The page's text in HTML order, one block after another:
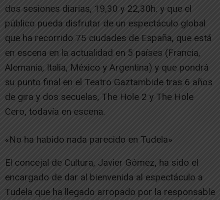
dos sesiones diarias, 19,30 y 22,30h. y que el
público pueda disfrutar de un espectáculo global
que ha recorrido 75 ciudades de España, que está
en escena en la actualidad en 5 países (Francia,
Alemania, Italia, México y Argentina) y que pondrá
su punto final en el Teatro Gaztambide tras 6 años
de gira y dos secuelas, The Hole 2 y The Hole
Cero, todavía en escena.
«No ha habido nada parecido en Tudela»
El concejal de Cultura, Javier Gómez, ha sido el
encargado de dar al bienvenida al espectáculo a
Tudela que ha llegado arropado por la responsable